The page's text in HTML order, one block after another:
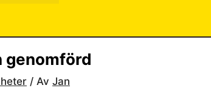
genomförd
/ Av Jan